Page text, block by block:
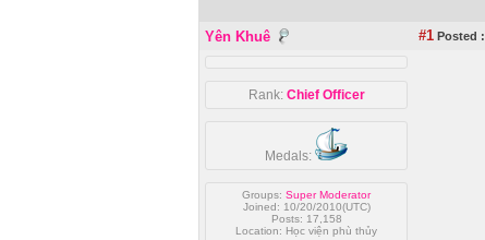
Yên Khuê #1 Posted :
Rank: Chief Officer
Medals:
Groups: Super Moderator
Joined: 10/20/2010(UTC)
Posts: 17,158
Location: Học viện phù thủy